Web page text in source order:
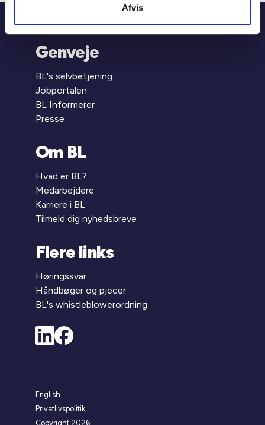
Afvis
Genveje
BL's selvbetjening
Jobportalen
BL Informerer
Presse
Om BL
Hvad er BL?
Medarbejdere
Karriere i BL
Tilmeld dig nyhedsbreve
Flere links
Høringssvar
Håndbøger og pjecer
BL's whistleblowerordning
English
Privatlivspolitik
Copyright 2026